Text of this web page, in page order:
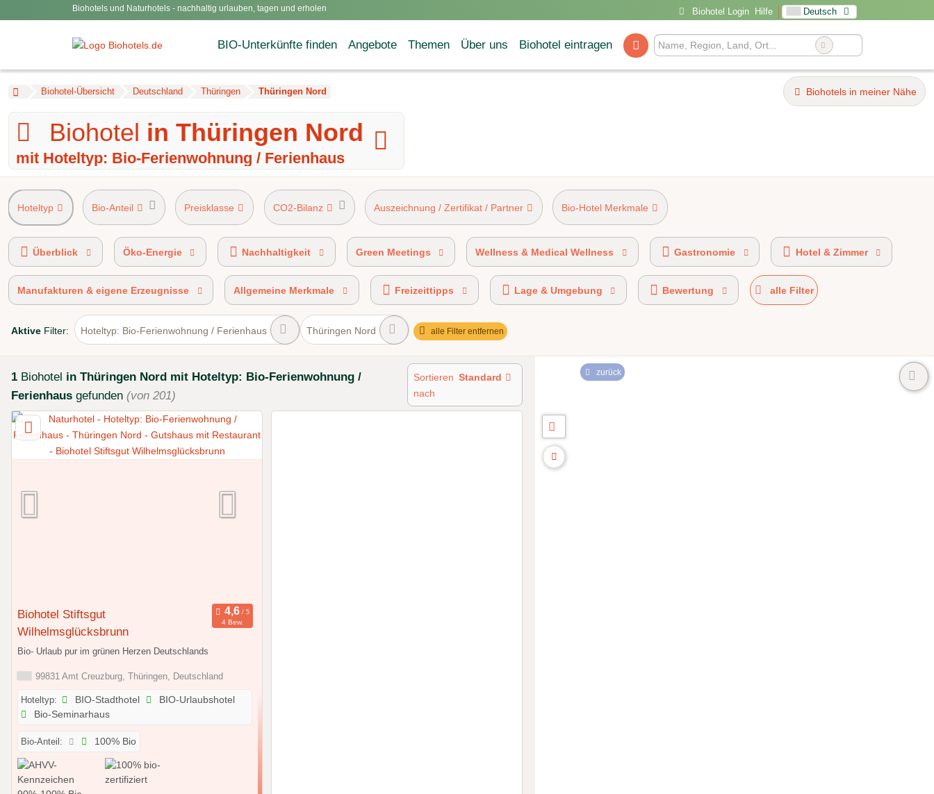
Biohotels und Naturhotels - nachhaltig urlauben, tagen und erholen Biohotel Login Hilfe Deutsch
BIO-Unterkünfte finden Angebote Themen Über uns Biohotel eintragen
Biohotel-Übersicht Deutschland Thüringen Thüringen Nord Biohotels in meiner Nähe
Biohotel in Thüringen Nord
mit Hoteltyp: Bio-Ferienwohnung / Ferienhaus
Hoteltyp Bio-Anteil Preisklasse CO2-Bilanz Auszeichnung / Zertifikat / Partner Bio-Hotel Merkmale
AHVV-Kennzeichen 90%-100% Bio-zertifiziert AHV-Kennzeichen 50%-89% Bio-zertifiziert AHVV-Kennzeichen 20%-49% Bio-zertifiziert
100% bio-zertifiziert BIO HOTELS® certified Ökobonus-Partner
Überblick Öko-Energie Nachhaltigkeit Green Meetings Wellness & Medical Wellness Gastronomie Hotel & Zimmer
Manufakturen & eigene Erzeugnisse Allgemeine Merkmale Freizeittipps Lage & Umgebung Bewertung alle Filter
Aktive Filter: Hoteltyp: Bio-Ferienwohnung / Ferienhaus Thüringen Nord alle Filter entfernen
1 Biohotel in Thüringen Nord mit Hoteltyp: Bio-Ferienwohnung /
Ferienhaus gefunden (von 201)
Sortieren
nach
Standard
Biohotel Stiftsgut
Wilhelmsglücksbrunn
4 Bew.
Bio- Urlaub pur im grünen Herzen Deutschlands
99831 Amt Creuzburg, Thüringen, Deutschland
Hoteltyp: BIO-Stadthotel
BIO-Urlaubshotel
Bio-Seminarhaus
Bio-Anteil: 100% Bio
zurück